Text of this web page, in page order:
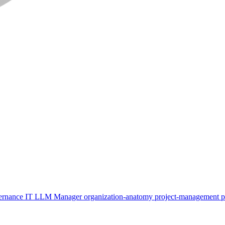
IT LLM Managerorganization-anatomy project-management